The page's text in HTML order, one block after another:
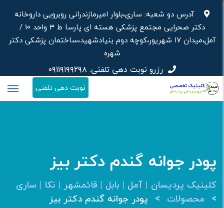
محتوا
آدرس دو شعبه: ساری،بلوار امیرمازندرانی روبرویی داروخانه‌
دکتر صحرایی مجتمع پزشکی هسته ای پارسا ط ۳ واحد ۱۰ /
آمل،میدان ۱۷ شهریور،کوچه دوم بنیادشهید،ساختمان پزشکی دکتر
شهره
رزرو نوبت دهی تلفنی:۰۹۱۱۹۱۹۹۲۹۸
نوبت دهی تلفنی
پودر جوانه گندم دکتر بیز
کلینیک پردیسان | آمل | بابل | قائمشهر | نکا | ساری
> محصولات > پودر جوانه گندم دکتر بیز